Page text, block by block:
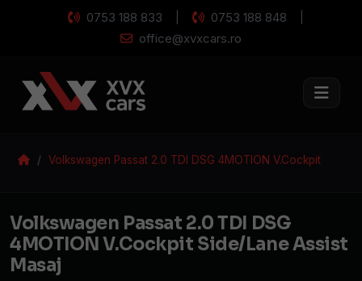
0753 188 833 0753 188 848
office@xvxcars.ro
Volkswagen Passat 2.0 TDI DSG 4MOTION V.Cockpit
Volkswagen
Volkswagen Passat 2.0 TDI DSG
4MOTION V.Cockpit Side/Lane Assist
Masaj